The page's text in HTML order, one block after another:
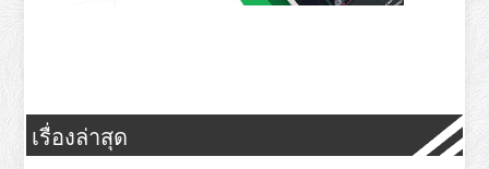
เรื่องล่าสุด